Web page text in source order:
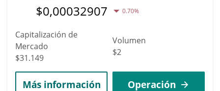
$0,00032907 0.70%
Capitalización de
Mercado
$31.149
Volumen
$2
Más información Operación